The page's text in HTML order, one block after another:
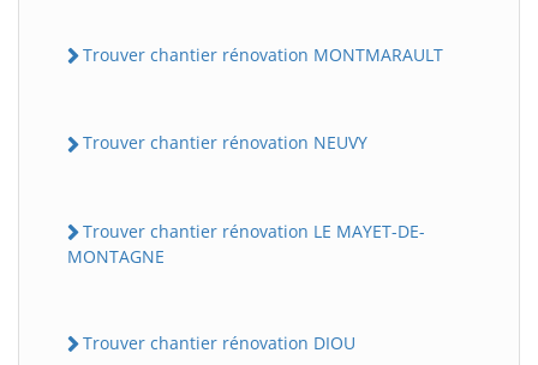
Trouver chantier rénovation MONTMARAULT
Trouver chantier rénovation NEUVY
Trouver chantier rénovation LE MAYET-DE-
MONTAGNE
Trouver chantier rénovation DIOU